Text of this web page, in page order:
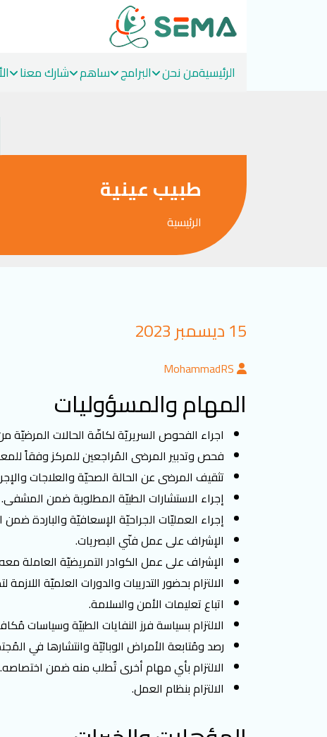
الرئيسيةمن نحن البرامج ساهم شارك معنا
طبيب عينية
الرئيسية
15 ديسمبر 2023
MohammadRS
المهام والمسؤوليات
اجراء الفحوص السريريّة لكافّة الحالات المرضيّة
فحص وتدبير المرضى المُراجعين للمركز وفقاً
تثقيف المرضى عن الحالة الصحيّة والعلاجات
إجراء الاستشارات الطبيّة المطلوبة ضمن المشفى.
إجراء العمليّات الجراحيّة الإسعافيّة والباردة
الإشراف على عمل فنّي البصريات.
الإشراف على عمل الكوادر التمريضيّة العاملة
الالتزام بحضور التدريبات والدورات العلميّة
اتباع تعليمات الأمن والسلامة.
الالتزام بسياسة فرز النفايات الطبيّة
رصد ومُتابعة الأمراض الوبائيّة وانتشارها في
الالتزام بأي مهام أخرى تُطلب منه ضمن اختصاصه.
الالتزام بنظام العمل.